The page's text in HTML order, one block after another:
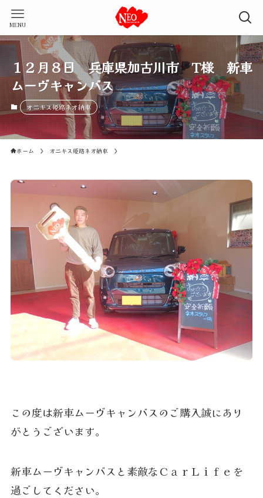
MENU
１２月８日 兵庫県加古川市 T様 新車
ムーヴキャンバス
オニキス姫路ネオ納車
ホーム オニキス姫路ネオ納車
この度は新車ムーヴキャンバスのご購入誠にあり
がとうございます。
新車ムーヴキャンバスと素敵なＣａｒＬｉｆｅを
過ごしてください。